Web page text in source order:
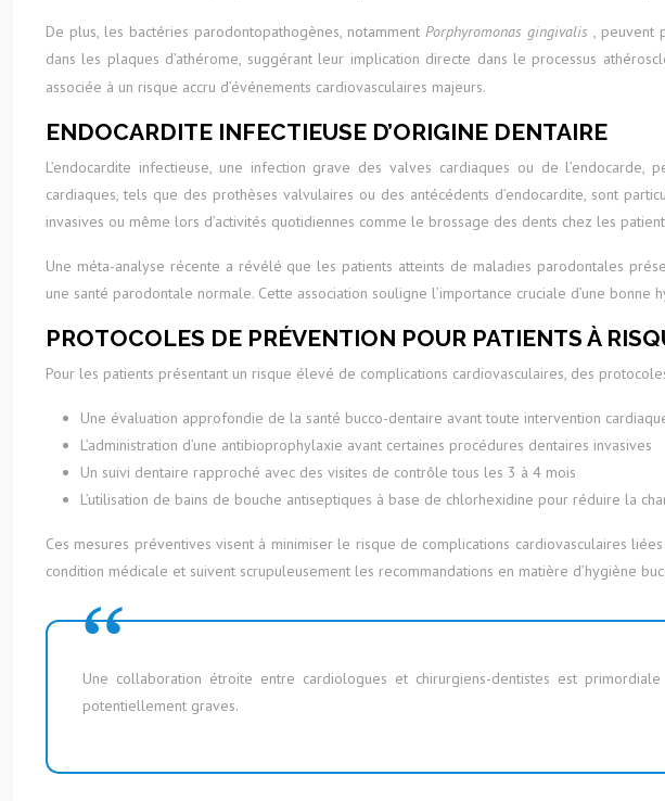
De plus, les bactéries parodontopathogènes, notammentPorphyromonas gingivalis, peuvent
dans les plaques d’athérome, suggérant leur implication directe dans le processus
associée à un risque accru d’événements cardiovasculaires majeurs.
ENDOCARDITE INFECTIEUSE D’ORIGINE DENTAIRE
L’endocardite infectieuse, une infection grave des valves cardiaques ou de
cardiaques, tels que des prothèses valvulaires ou des antécédents d’endocardite, sont
invasives ou même lors d’activités quotidiennes comme le brossage des dents chez les
Une méta-analyse récente a révélé que les patients atteints de maladies parodontales
une santé parodontale normale. Cette association souligne l’importance cruciale d’une
PROTOCOLES DE PRÉVENTION POUR PATIENTS À
Pour les patients présentant un risque élevé de complications cardiovasculaires, des
Une évaluation approfondie de la santé bucco-dentaire avant toute intervention
L’administration d’une antibioprophylaxie avant certaines procédures dentaires invasives
Un suivi dentaire rapproché avec des visites de contrôle tous les 3 à 4 mois
L’utilisation de bains de bouche antiseptiques à base de chlorhexidine pour réduire la
Ces mesures préventives visent à minimiser le risque de complications cardiovasculaires
condition médicale et suivent scrupuleusement les recommandations en matière d’hygiène
Une collaboration étroite entre cardiologues et chirurgiens-dentistes est
potentiellement graves.